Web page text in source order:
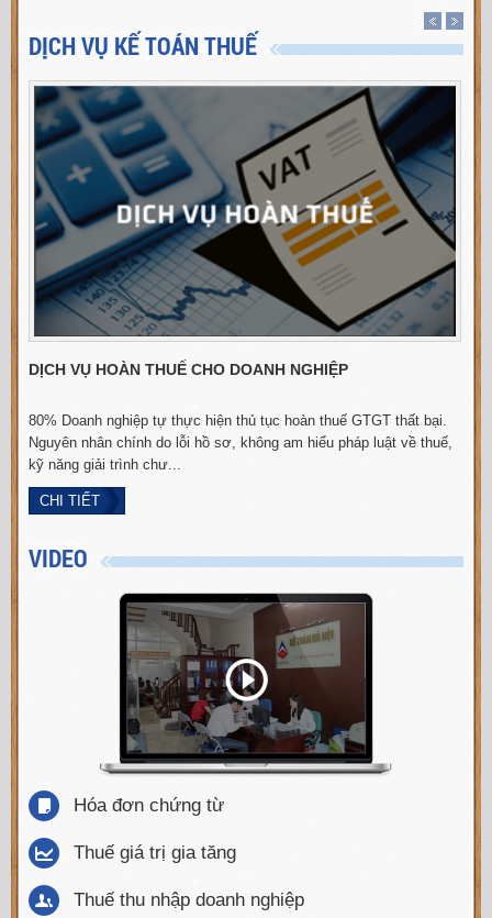
DỊCH VỤ KẾ TOÁN THUẾ
DỊCH VỤ HOÀN THUẾ CHO DOANH NGHIỆP
80% Doanh nghiệp tự thực hiện thủ tục hoàn thuế GTGT thất bại.
Nguyên nhân chính do lỗi hồ sơ, không am hiểu pháp luật về thuế,
kỹ năng giải trình chư...
CHI TIẾT
VIDEO
Hóa đơn chứng từ
Thuế giá trị gia tăng
Thuế thu nhập doanh nghiệp